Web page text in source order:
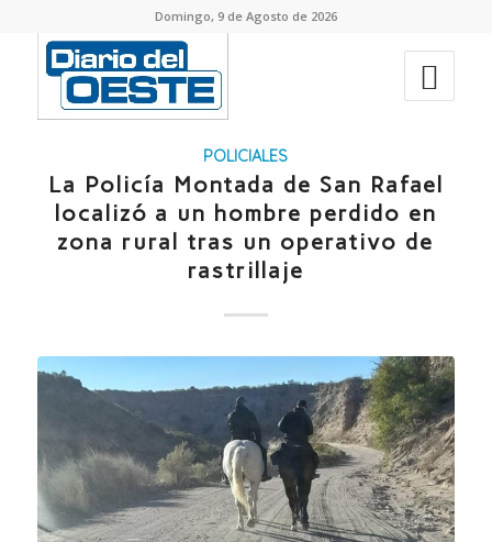
Domingo, 9 de Agosto de 2026
POLICIALES
La Policía Montada de San Rafael
localizó a un hombre perdido en
zona rural tras un operativo de
rastrillaje